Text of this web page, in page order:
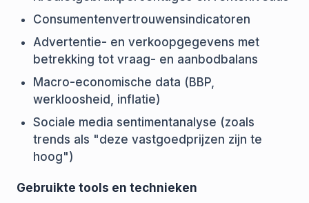
Consumentenvertrouwensindicatoren
Advertentie- en verkoopgegevens met
betrekking tot vraag- en aanbodbalans
Macro-economische data (BBP,
werkloosheid, inflatie)
Sociale media sentimentanalyse (zoals
trends als "deze vastgoedprijzen zijn te
hoog")
Gebruikte tools en technieken